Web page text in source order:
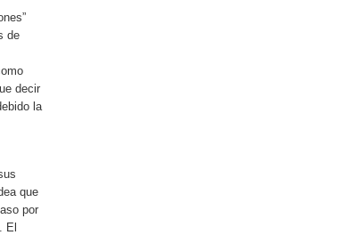
de
decir
la
que
por
El